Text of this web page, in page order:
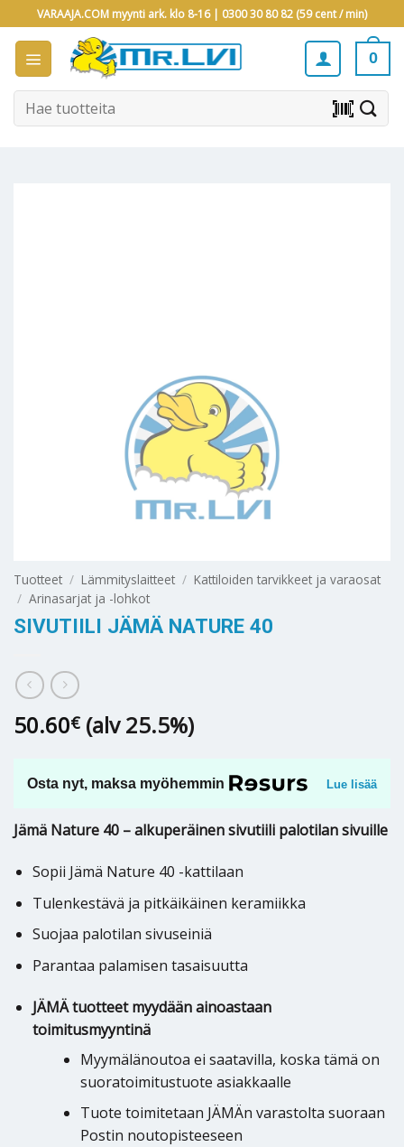
to
content
VARAAJA.COM myynti ark. klo 8-16 | 0300 30 80 82 (59 cent / min)
0
Etsi: barcode_scanner
Tuotteet / Lämmityslaitteet / Kattiloiden tarvikkeet ja varaosat
/ Arinasarjat ja -lohkot
SIVUTIILI JÄMÄ NATURE 40
50.60€ (alv 25.5%)
Osta nyt, maksa myöhemmin Lue lisää
Jämä Nature 40 – alkuperäinen sivutiili palotilan sivuille
Sopii Jämä Nature 40 -kattilaan
Tulenkestävä ja pitkäikäinen keramiikka
Suojaa palotilan sivuseiniä
Parantaa palamisen tasaisuutta
JÄMÄ tuotteet myydään ainoastaan
toimitusmyyntinä
Myymälänoutoa ei saatavilla, koska tämä on
suoratoimitustuote asiakkaalle
Tuote toimitetaan JÄMÄn varastolta suoraan
Postin noutopisteeseen